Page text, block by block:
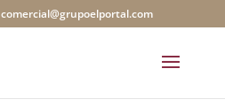
comercial@grupoelportal.com